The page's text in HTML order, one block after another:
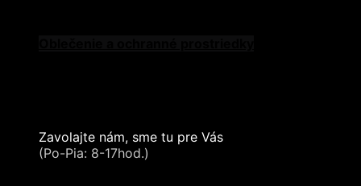
Zavolajte nám, sme tu pre Vás
(Po-Pia: 8-17hod.)